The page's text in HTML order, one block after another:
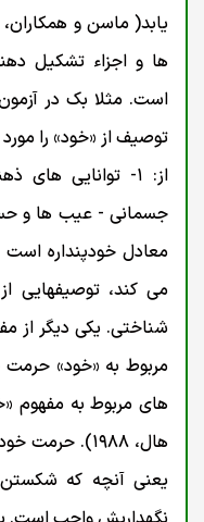
ها و اجزاء تشکیل
است. مثلا بک در
توصیف از «خود» را
از: ۱- توانایی
جسمانی - عیب ها و
معادل خودپنداره
می کند، توصیفهایی
شناختی. یکی دیگر از
های مربوط به مفهوم
هال، ۱۹۸۸).
یعنی آنچه که